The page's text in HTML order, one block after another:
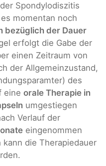
Spondylodiszitis
momentan noch
bezüglich der Dauer
erfolgt die Gabe der
einen Zeitraum von
der Allgemeinzustand,
des
eine orale Therapie in
umgestiegen
Verlauf der
eingenommen
die Therapiedauer